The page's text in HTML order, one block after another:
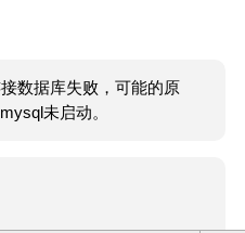
数据库失败，可能的原
未启动。